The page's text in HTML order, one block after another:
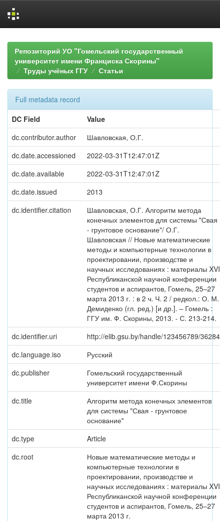
navigationРепозиторий УО "Гомельский государственный
университет имени Франциска Скорины"
Труды учёных ГГУ
Статьи
Full metadata record
DC Field
Value
dc.contributor.author
Шавловская, О.Г.
dc.date.accessioned
2022-03-31T12:47:01Z
dc.date.available
2022-03-31T12:47:01Z
dc.date.issued
2013
dc.identifier.citation
Шавловская, О.Г. Алгоритм метода
конечных элементов для системы "Свая
- грунтовое основание"/ О.Г.
Шавловская // Новые математические
методы и компьютерные технологии в
проектировании, производстве и
научных исследованиях : материалы XVI
Республиканской научной конференции
студентов и аспирантов, Гомель, 25–27
марта 2013 г. : в 2 ч. Ч. 2 / редкол.: О. М.
Демиденко (гл. ред.) [и др.]. – Гомель :
ГГУ им. Ф. Скорины, 2013. - С. 213-214.
dc.identifier.uri
http://elib.gsu.by/handle/123456789/36284
dc.language.iso
Русский
dc.publisher
Гомельский государственный
университет имени Ф.Скорины
dc.title
Алгоритм метода конечных элементов
для системы "Свая - грунтовое
основание"
dc.type
Article
dc.root
Новые математические методы и
компьютерные технологии в
проектировании, производстве и
научных исследованиях : материалы XVI
Республиканской научной конференции
студентов и аспирантов, Гомель, 25–27
марта 2013 г.